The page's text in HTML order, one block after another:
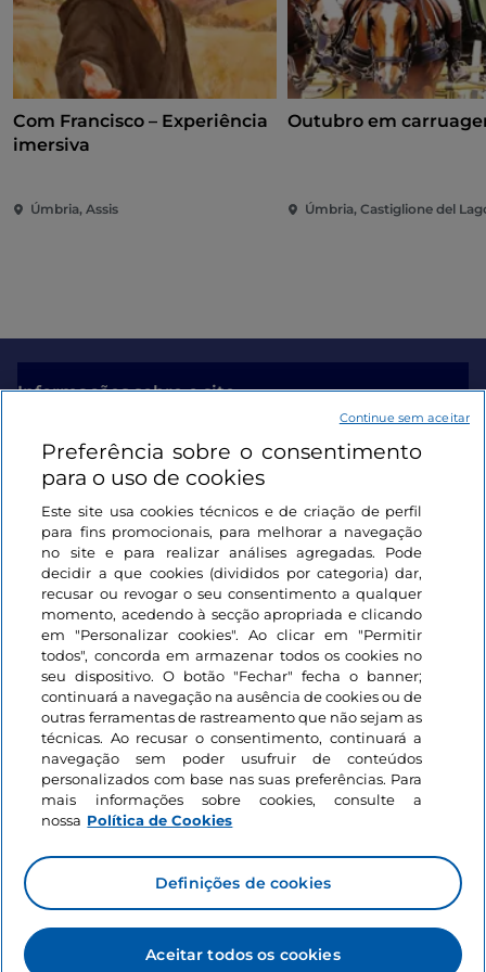
Com Francisco – Experiência
imersiva
Úmbria, Assis
Outubro em
Úmbria, Castiglione del
Informações sobre o site
Ligações úteis
Iniciar sessão
Mantenha-se em contacto
Preferência sobre o consentimento
para o uso de cookies
Este site usa cookies técnicos e de criação de perfil
para fins promocionais, para melhorar a navegação
no site e para realizar análises agregadas. Pode
decidir a que cookies (divididos por categoria) dar,
recusar ou revogar o seu consentimento a qualquer
momento, acedendo à secção apropriada e clicando
em "Personalizar cookies". Ao clicar em "Permitir
todos", concorda em armazenar todos os cookies no
seu dispositivo. O botão "Fechar" fecha o banner;
continuará a navegação na ausência de cookies ou de
outras ferramentas de rastreamento que não sejam as
técnicas. Ao recusar o consentimento, continuará a
navegação sem poder usufruir de conteúdos
personalizados com base nas suas preferências. Para
mais informações sobre cookies, consulte a
nossa Política de Cookies
Definições de cookies
Aceitar todos os cookies
Continue sem aceitar